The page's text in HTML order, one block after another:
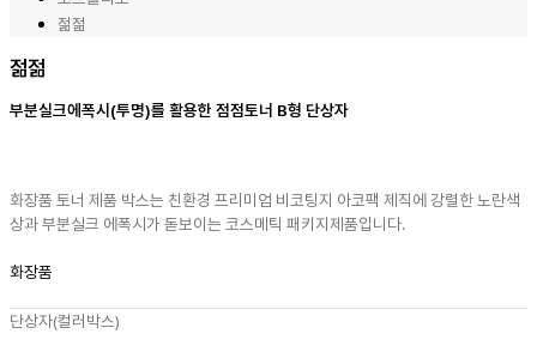
젊젊
젊젊
부분실크에폭시(투명)를 활용한 점점토너 B형 단상자
화장품 토너 제품 박스는 친환경 프리미엄 비코팅지 아코팩 제직에 강렬한 노란색
상과 부분실크 에폭시가 돋보이는 코스메틱 패키지제품입니다.
화장품
단상자(컬러박스)